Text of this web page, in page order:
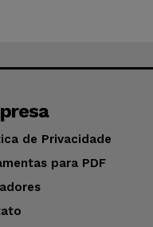
de Privacidade
para PDF